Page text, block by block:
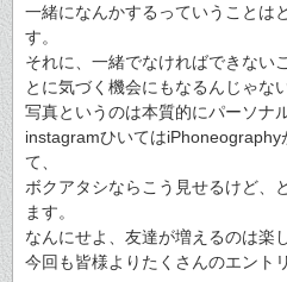
一緒になんかするっていうことは
す。
それに、一緒でなければできない
とに気づく機会にもなるんじゃな
写真というのは本質的にパーソナ
instagramひいてはiPhoneography
て、
ボクアタシならこう見せるけど、
ます。
なんにせよ、友達が増えるのは楽
今回も皆様よりたくさんのエント